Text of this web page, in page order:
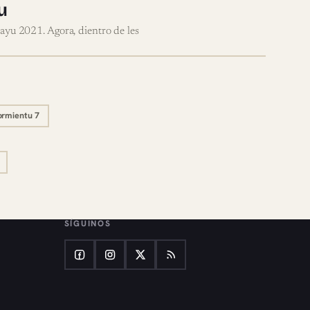
2021. Agora, dientro de les
7
SÍGUINOS